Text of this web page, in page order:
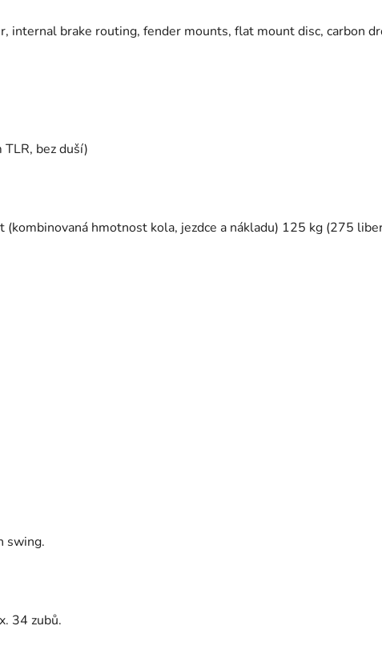
internal brake routing, fender mounts, flat mount disc, carbon
bez duší)
hmotnost kola, jezdce a nákladu) 125 kg (275
swing.
34 zubů.